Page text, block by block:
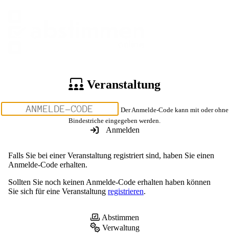
Veranstaltung
Der Anmelde-Code kann mit oder ohne
Bindestriche eingegeben werden.
Anmelden
Falls Sie bei einer Veranstaltung registriert sind, haben Sie einen
Anmelde-Code erhalten.
Sollten Sie noch keinen Anmelde-Code erhalten haben können
Sie sich für eine Veranstaltung registrieren.
Abstimmen
Verwaltung